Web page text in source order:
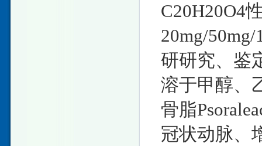
C20H20O4
20mg/
研研究、鉴
溶于甲醇、
骨脂
冠状动脉、